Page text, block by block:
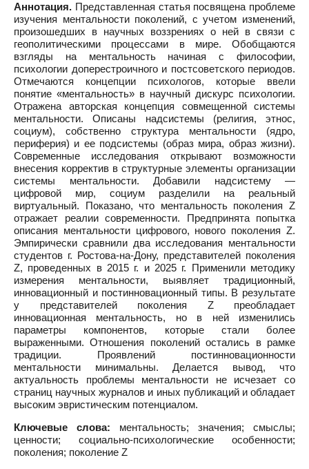
Аннотация. Представленная статья посвящена проблеме
изучения ментальности поколений, с учетом изменений,
произошедших в научных воззрениях о ней в связи с
геополитическими процессами в мире. Обобщаются
взгляды на ментальность начиная с философии,
психологии доперестроичного и постсоветского периодов.
Отмечаются концепции психологов, которые ввели
понятие «ментальность» в научный дискурс психологии.
Отражена авторская концепция совмещенной системы
ментальности. Описаны надсистемы (религия, этнос,
социум), собственно структура ментальности (ядро,
периферия) и ее подсистемы (образ мира, образ жизни).
Современные исследования открывают возможности
внесения корректив в структурные элементы организации
системы ментальности. Добавили надсистему —
цифровой мир, социум разделили на реальный
виртуальный. Показано, что ментальность поколения Z
отражает реалии современности. Предпринята попытка
описания ментальности цифрового, нового поколения Z.
Эмпирически сравнили два исследования ментальности
студентов г. Ростова-на-Дону, представителей поколения
Z, проведенных в 2015 г. и 2025 г. Применили методику
измерения ментальности, выявляет традиционный,
инновационный и постинновационный типы. В результате
у представителей поколения Z преобладает
инновационная ментальность, но в ней изменились
параметры компонентов, которые стали более
выраженными. Отношения поколений остались в рамке
традиции. Проявлений постинновационности
ментальности минимальны. Делается вывод, что
актуальность проблемы ментальности не исчезает со
страниц научных журналов и иных публикаций и обладает
высоким эвристическим потенциалом.
Ключевые слова: ментальность; значения; смыслы;
ценности; социально-психологические особенности;
поколения; поколение Z